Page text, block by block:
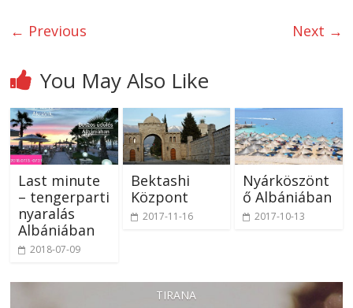
← Previous Next →
You May Also Like
Last minute
– tengerparti
nyaralás
Albániában
2018-07-09
Bektashi
Központ
2017-11-16
Nyárköszönt
ő Albániában
2017-10-13
TIRANA